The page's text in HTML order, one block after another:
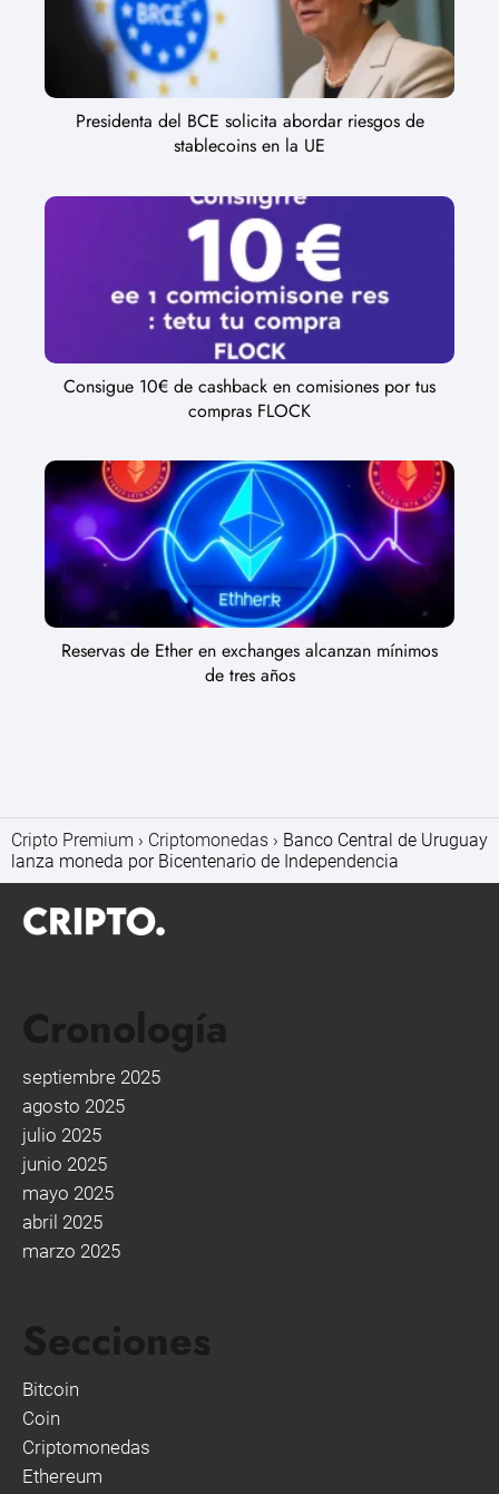
Presidenta del BCE solicita abordar riesgos de
stablecoins en la UE
Consigue 10€ de cashback en comisiones por tus
compras FLOCK
Reservas de Ether en exchanges alcanzan mínimos
de tres años
Cripto Premium Criptomonedas
Banco Central de Uruguay
lanza moneda por Bicentenario de Independencia
Cronología
septiembre 2025
agosto 2025
julio 2025
junio 2025
mayo 2025
abril 2025
marzo 2025
Secciones
Bitcoin
Coin
Criptomonedas
Ethereum